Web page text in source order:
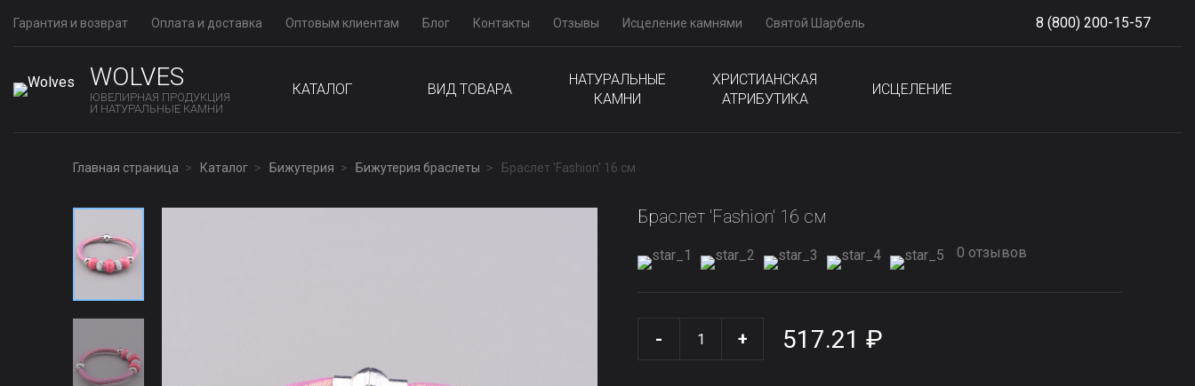
Гарантия и возврат Оплата и доставка Оптовым клиентам Блог Контакты Отзывы Исцеление камнями Святой Шарбель 8 (800) 200-15-57
WOLVES
ЮВЕЛИРНАЯ ПРОДУКЦИЯ
И НАТУРАЛЬНЫЕ КАМНИ
КАТАЛОГ ВИД ТОВАРА
НАТУРАЛЬНЫЕ
КАМНИ
ХРИСТИАНСКАЯ
АТРИБУТИКА
ИСЦЕЛЕНИЕ
Главная страница Каталог Бижутерия Бижутерия браслеты Браслет 'Fashion' 16 см
Браслет 'Fashion' 16 см
0 отзывов
- + 517.21 ₽